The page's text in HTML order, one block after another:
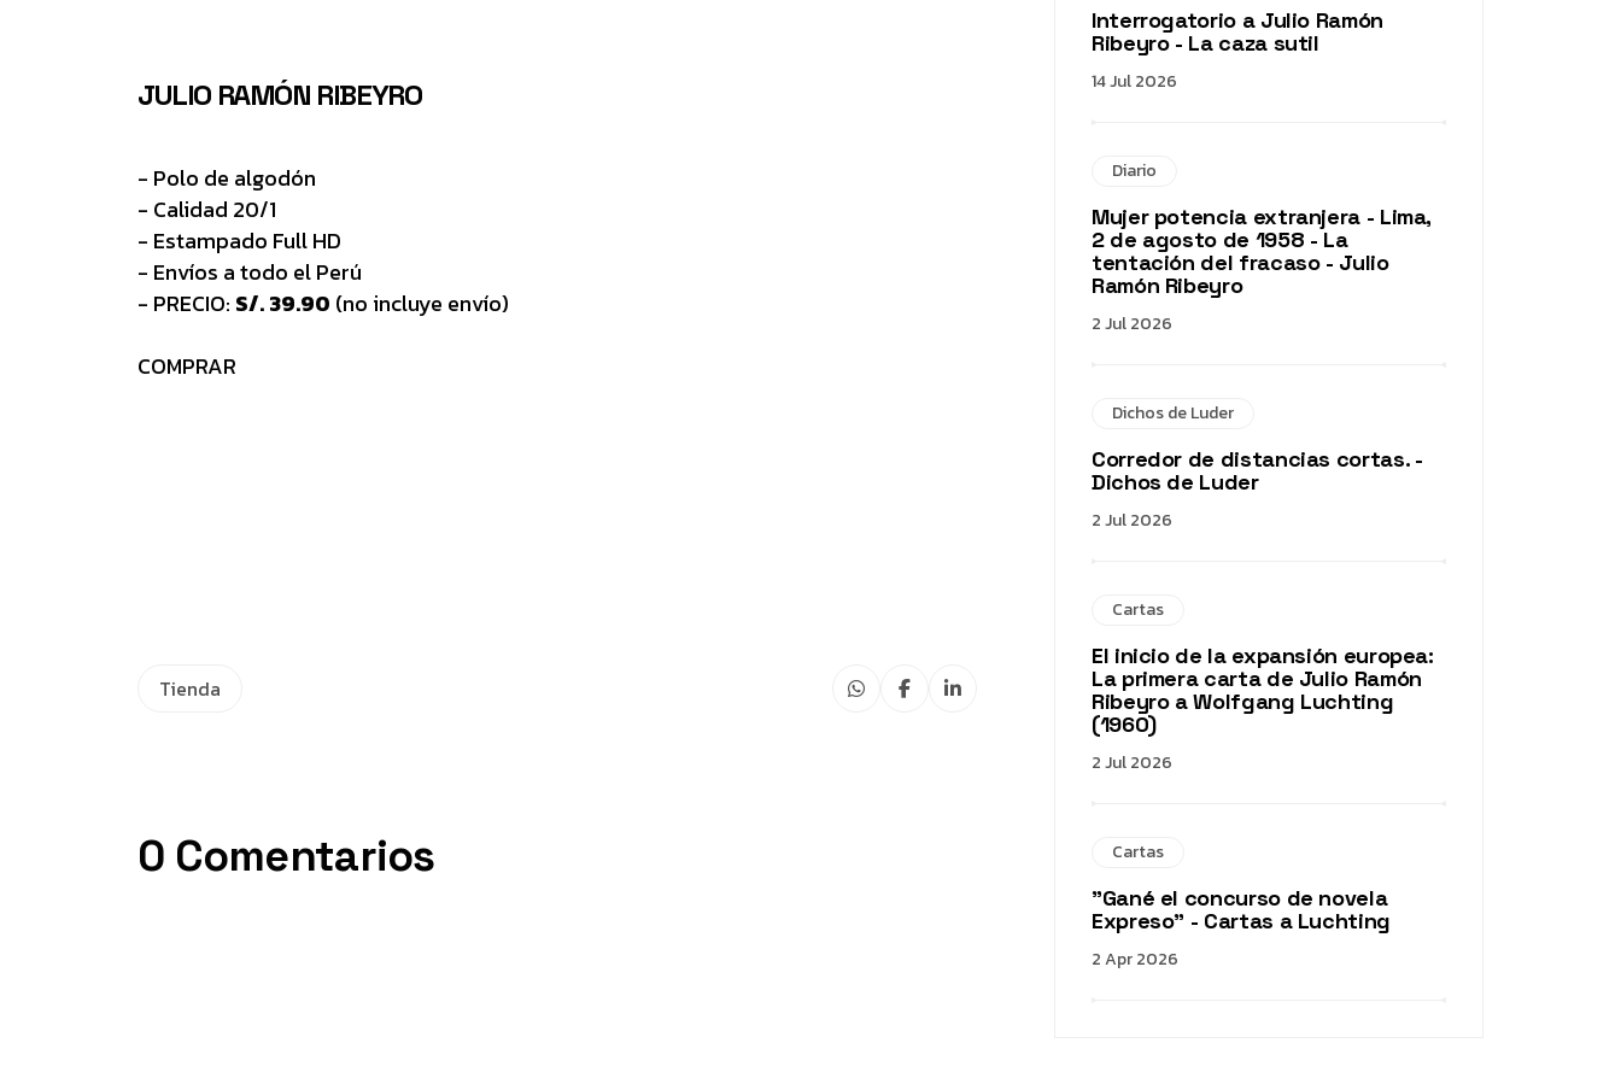
JULIO RAMÓN RIBEYRO
- Polo de algodón
- Calidad 20/1
- Estampado Full HD
- Envíos a todo el Perú
- PRECIO: S/. 39.90 (no incluye envío)
COMPRAR
Tienda
0 Comentarios
Interrogatorio a Julio Ramón
Ribeyro - La caza sutil
14 Jul 2026
Diario
Mujer potencia extranjera - Lima,
2 de agosto de 1958 - La
tentación del fracaso - Julio
Ramón Ribeyro
2 Jul 2026
Dichos de Luder
Corredor de distancias cortas. -
Dichos de Luder
2 Jul 2026
Cartas
El inicio de la expansión europea:
La primera carta de Julio Ramón
Ribeyro a Wolfgang Luchting
(1960)
2 Jul 2026
Cartas
"Gané el concurso de novela
Expreso" - Cartas a Luchting
2 Apr 2026